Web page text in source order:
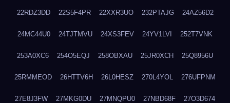
22RDZ3DD 22S5F4PR 22XXR3UO 232PTAJG 24AZ56D2
24MC44U0 24TJTMVU 24XS3FEV 24YV1LVI 252T7VNK
253A0XC6 254O5EQJ 258OBXAU 25JR0XCH 25Q8956U
25RMMEOD 26HTTV6H 26L0HESZ 270L4YOL 276UFPNM
27E8J3FW 27MKG0DU 27MNQPU0 27NBD68F 27O3D674